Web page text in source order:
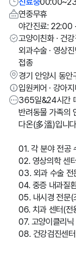
연중무휴
야간진료:
고양이친화 · 건강
외과수술 · 영상
접종
경기 안양시 동
입원케어 · 강아
365일&24시간
반려동물 가족의
다온(多溫)입니
01. 각 분야 전공
02. 영상의학 센
03. 외과 수술 전
04. 중증 내과질
05. 내시경 전문(
06. 치과 센터(
07. 고양이클리닉
08. 건강검진센터